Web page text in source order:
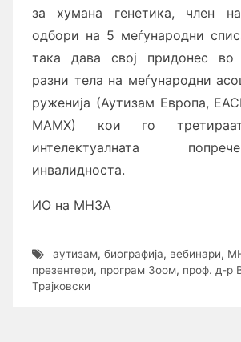
за хумана генетика, член
одбори на 5 меѓународни
така дава свој при­до­нес во
разни тела на меѓународни
ру­же­ни­ја (Аутизам Европа,
МАМХ) кои го третираат
интелектуалната
инвалидноста.
ИО на МНЗА
аутизам, биографија, вебинари,
презентери, програм Зоом, проф. д-р
Трајковски